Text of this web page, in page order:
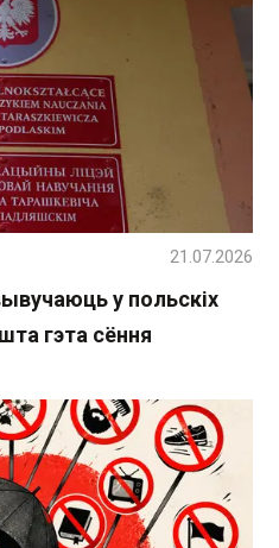
у польскіх
гэта сёння
21.07.2026